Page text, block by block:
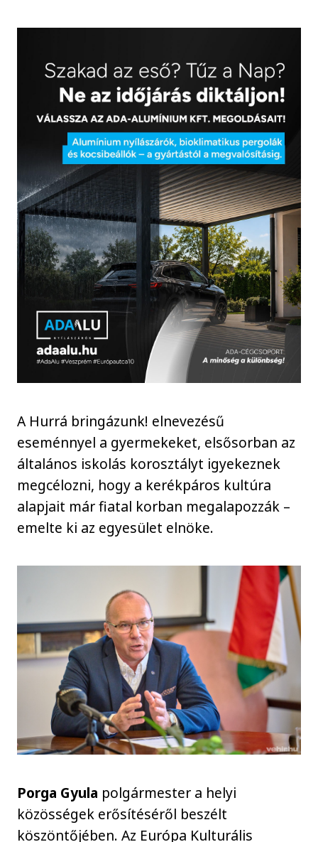
A Hurrá bringázunk! elnevezésű
eseménnyel a gyermekeket, elsősorban az
általános iskolás korosztályt igyekeznek
megcélozni, hogy a kerékpáros kultúra
alapjait már fiatal korban megalapozzák –
emelte ki az egyesület elnöke.
Porga Gyula polgármester a helyi
közösségek erősítéséről beszélt
köszöntőjében. Az Európa Kulturális